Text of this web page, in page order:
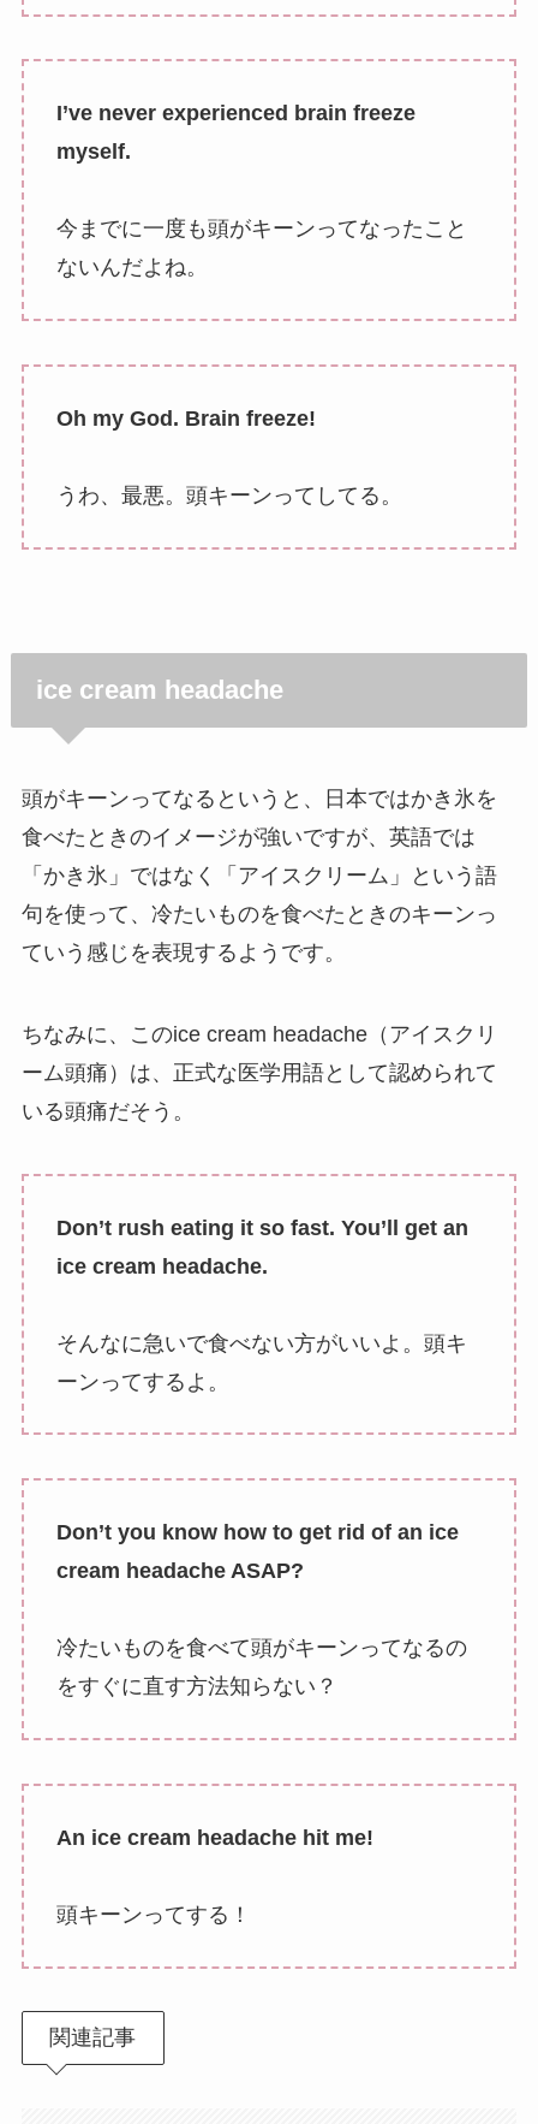
I’ve never experienced brain freeze
myself.
今までに一度も頭がキーンってなったこと
ないんだよね。
Oh my God. Brain freeze!
うわ、最悪。頭キーンってしてる。
ice cream headache
頭がキーンってなるというと、日本ではかき氷を
食べたときのイメージが強いですが、英語では
「かき氷」ではなく「アイスクリーム」という語
句を使って、冷たいものを食べたときのキーンっ
ていう感じを表現するようです。
ちなみに、このice cream headache（アイスクリ
ーム頭痛）は、正式な医学用語として認められて
いる頭痛だそう。
Don’t rush eating it so fast. You’ll get an
ice cream headache.
そんなに急いで食べない方がいいよ。頭キ
ーンってするよ。
Don’t you know how to get rid of an ice
cream headache ASAP?
冷たいものを食べて頭がキーンってなるの
をすぐに直す方法知らない？
An ice cream headache hit me!
頭キーンってする！
関連記事